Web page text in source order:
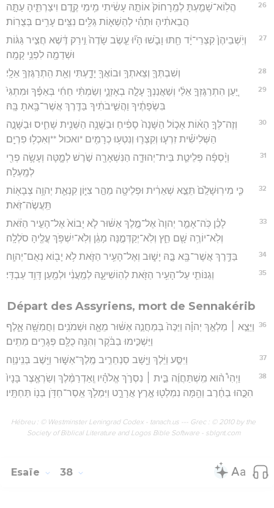
26
הֲלֽוֹא־שָׁמַ֤עְתָּ לְמֵֽרָחוֹק֙ אוֹתָ֣הּ עָשִׂ֔יתִי מִ֥ימֵי קֶ֖דֶם וִיצַרְתִּ֑יהָ עַתָּ֣ה
הֲבֵאתִ֔יהָ וּתְהִ֗י לְהַשְׁא֛וֹת גַּלִּ֥ים נִצִּ֖ים עָרִ֥ים בְּצֻרֽוֹת׃
27
וְיֹֽשְׁבֵיהֶן֙ קִצְרֵי־יָ֔ד חַ֖תּוּ וָבֹ֑שׁוּ הָי֞וּ עֵ֤שֶׂב שָׂדֶה֙ וִ֣ירַק דֶּ֔שֶׁא חֲצִ֣יר גַּגּ֔וֹת
וּשְׁדֵמָ֖ה לִפְנֵ֥י קָמָֽה׃
28 וְשִׁבְתְּךָ֛ וְצֵאתְךָ֥ וּבוֹאֲךָ֖ יָדָ֑עְתִּי וְאֵ֖ת הִֽתְרַגֶּזְךָ֥ אֵלָֽי׃
29
יַ֚עַן הִתְרַגֶּזְךָ֣ אֵלַ֔י וְשַׁאֲנַנְךָ֖ עָלָ֣ה בְאָזְנָ֑י וְשַׂמְתִּ֨י חַחִ֜י בְּאַפֶּ֗ךָ וּמִתְגִּי֙
בִּשְׂפָתֶ֔יךָ וַהֲשִׁ֣יבֹתִ֔יךָ בַּדֶּ֖רֶךְ אֲשֶׁר־בָּ֥אתָ בָּֽהּ׃
30
וְזֶה־לְּךָ֣ הָא֔וֹת אָכ֤וֹל הַשָּׁנָה֙ סָפִ֔יחַ וּבַשָּׁנָ֥ה הַשֵּׁנִ֖ית שָׁחִ֑יס וּבַשָּׁנָ֣ה
הַשְּׁלִישִׁ֗ית זִרְע֧וּ וְקִצְר֛וּ וְנִטְע֥וּ כְרָמִ֖ים *ואכול **וְאִכְל֥וּ פִרְיָֽם׃
31
וְיָ֨סְפָ֜ה פְּלֵיטַ֧ת בֵּית־יְהוּדָ֛ה הַנִּשְׁאָרָ֖ה שֹׁ֣רֶשׁ לְמָ֑טָּה וְעָשָׂ֥ה פְרִ֖י
לְמָֽעְלָה׃
32
כִּ֤י מִירֽוּשָׁלִַ֙ם֙ תֵּצֵ֣א שְׁאֵרִ֔ית וּפְלֵיטָ֖ה מֵהַ֣ר צִיּ֑וֹן קִנְאַ֛ת יְהוָ֥ה צְבָא֖וֹת
תַּֽעֲשֶׂה־זֹּֽאת׃
33
לָכֵ֗ן כֹּֽה־אָמַ֤ר יְהוָה֙ אֶל־מֶ֣לֶךְ אַשּׁ֔וּר לֹ֤א יָבוֹא֙ אֶל־הָעִ֣יר הַזֹּ֔את
וְלֹֽא־יוֹרֶ֥ה שָׁ֖ם חֵ֑ץ וְלֹֽא־יְקַדְּמֶ֣נָּה מָגֵ֔ן וְלֹֽא־יִשְׁפֹּ֥ךְ עֳלֶ֖יהָ סֹלְלָֽה׃
34 בַּדֶּ֥רֶךְ אֲשֶׁר־בָּ֖א בָּ֣הּ יָשׁ֑וּב וְאֶל־הָעִ֥יר הַזֹּ֛את לֹ֥א יָב֖וֹא נְאֻם־יְהוָֽה׃
35 וְגַנּוֹתִ֛י עַל־הָעִ֥יר הַזֹּ֖את לְהֽוֹשִׁיעָ֑הּ לְמַֽעֲנִ֔י וּלְמַ֖עַן דָּוִ֥ד עַבְדִּֽי׃
Départ des Assyriens, mort de Sennakérib
36
וַיֵּצֵ֣א ׀ מַלְאַ֣ךְ יְהוָ֗ה וַיַּכֶּה֙ בְּמַחֲנֵ֣ה אַשּׁ֔וּר מֵאָ֛ה וּשְׁמֹנִ֥ים וַחֲמִשָּׁ֖ה אָ֑לֶף
וַיַּשְׁכִּ֣ימוּ בַבֹּ֔קֶר וְהִנֵּ֥ה כֻלָּ֖ם פְּגָרִ֥ים מֵתִֽים׃
37 וַיִּסַּ֣ע וַיֵּ֔לֶךְ וַיָּ֖שָׁב סַנְחֵרִ֣יב מֶֽלֶךְ־אַשּׁ֑וּר וַיֵּ֖שֶׁב בְּנִֽינְוֵֽה׃
38
וַיְהִי֩ ה֨וּא מִֽשְׁתַּחֲוֶ֜ה בֵּ֣ית ׀ נִסְרֹ֣ךְ אֱלֹהָ֗יו וְֽאַדְרַמֶּ֨לֶךְ וְשַׂרְאֶ֤צֶר בָּנָיו֙
הִכֻּ֣הוּ בַחֶ֔רֶב וְהֵ֥מָּה נִמְלְט֖וּ אֶ֣רֶץ אֲרָרָ֑ט וַיִּמְלֹ֛ךְ אֵֽסַר־חַדֹּ֥ן בְּנ֖וֹ תַּחְתָּֽיו׃
Hébreu : © Westminster Leningrad Codex - tanach.us --- Grec : © 2010 by the
Society of Biblical Literature and Logos Bible Software - sblgnt.com
Esaïe 38